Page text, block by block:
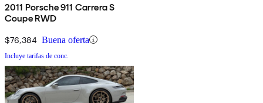
2011 Porsche 911 Carrera S
Coupe RWD
$76,384 Buena oferta
Incluye tarifas de conc.